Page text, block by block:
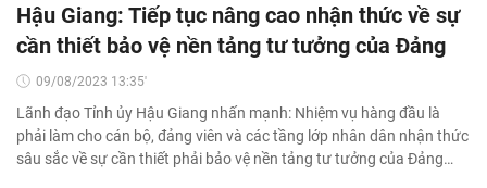
Hậu Giang: Tiếp tục nâng cao nhận thức về sự
cần thiết bảo vệ nền tảng tư tưởng của Đảng
09/08/2023 13:35'
Lãnh đạo Tỉnh ủy Hậu Giang nhấn mạnh: Nhiệm vụ hàng đầu là
phải làm cho cán bộ, đảng viên và các tầng lớp nhân dân nhận thức
sâu sắc về sự cần thiết phải bảo vệ nền tảng tư tưởng của Đảng…